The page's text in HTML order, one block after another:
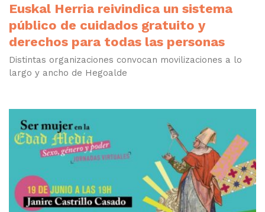
Euskal Herria reivindica un sistema
público de cuidados gratuito y
derechos para todas las personas
Distintas organizaciones convocan movilizaciones a lo
largo y ancho de Hegoalde